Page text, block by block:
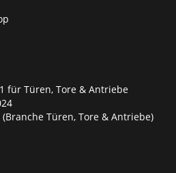
für Türen, Tore & Antriebe
Türen, Tore & Antriebe)